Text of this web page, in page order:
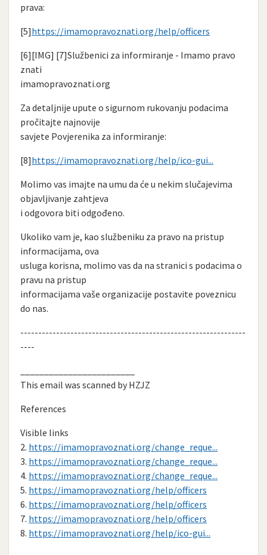
prava:
[5]https://imamopravoznati.org/help/officers
[6][IMG] [7]Službenici za informiranje - Imamo pravo
znati
imamopravoznati.org
Za detaljnije upute o sigurnom rukovanju podacima
pročitajte najnovije
savjete Povjerenika za informiranje:
[8]https://imamopravoznati.org/help/ico-gui...
Molimo vas imajte na umu da će u nekim slučajevima
objavljivanje zahtjeva
i odgovora biti odgođeno.
Ukoliko vam je, kao službeniku za pravo na pristup
informacijama, ova
usluga korisna, molimo vas da na stranici s podacima o
pravu na pristup
informacijama vaše organizacije postavite poveznicu
do nas.
---------------------------------------------------------------
----
This email was scanned by HZJZ
References
Visible links
2. https://imamopravoznati.org/change_reque...
3. https://imamopravoznati.org/change_reque...
4. https://imamopravoznati.org/change_reque...
5. https://imamopravoznati.org/help/officers
6. https://imamopravoznati.org/help/officers
7. https://imamopravoznati.org/help/officers
8. https://imamopravoznati.org/help/ico-gui...